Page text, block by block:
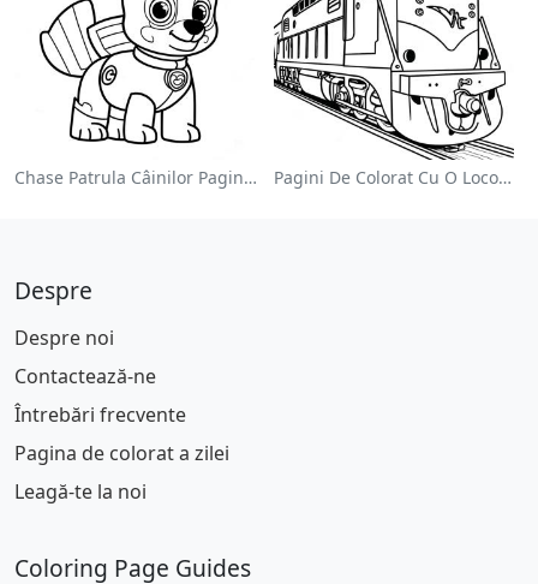
Chase Patrula Câinilor Pagina De Colorat Pagini De Colorat Cu O Locomotivă Colorată
Despre
Despre noi
Contactează-ne
Întrebări frecvente
Pagina de colorat a zilei
Leagă-te la noi
Coloring Page Guides